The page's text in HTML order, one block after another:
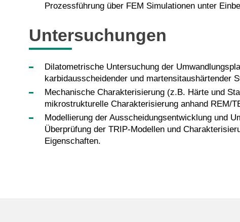
Prozessführung über FEM Simulationen unter
Untersuchungen
Dilatometrische Untersuchung der
karbidausscheidender und martensitaushärtender
Mechanische Charakterisierung (z.B. Härte und
mikrostrukturelle Charakterisierung anhand REM/
Modellierung der Ausscheidungsentwicklung und
Überprüfung der TRIP-Modellen und
Eigenschaften.